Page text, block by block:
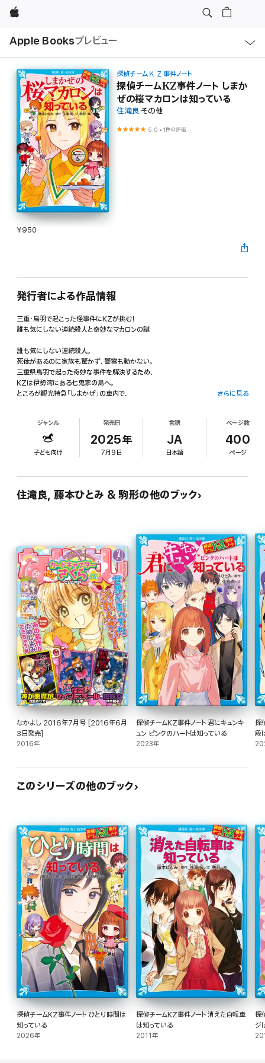
Apple
Apple Booksプレビュー
ル
探偵チームＫＺ事件ノート
探偵チームKZ事件ノート しまか
ぜの桜マカロンは知っている
住滝良 その他
5.0 •1件の評価
¥950
発行者による作品情報
三重・鳥羽で起こった怪事件にKZが挑む!
誰も気にしない連続殺人と奇妙なマカロンの謎
誰も気にしない連続殺人。
死体があるのに家族も驚かず、警察も動かない。
三重県鳥羽で起った奇妙な事件を解決するため、
KZは伊勢湾にある七鬼家の島へ。
ところが観光特急「しまかぜ」の車内で、
七鬼家の別荘では怒鳴りまくる男性に遭遇し、
アゼンとしたり、アタフタしたり。
果たして、これらをつなぐ謎と企みを見抜けるのか!?
さらに見る
ジャンル
子ども向け
発売日
2025年
7月9日
言語
JA
日本語
ページ数
400
ページ
住滝良, 藤本ひとみ & 駒形の他のブック
なかよし 2016年7月号 [2016年6月
3日発売]
2016年
探偵チームKZ事件ノート 君にキュンキ
ュン ピンクのハートは知っている
2023年
探
段
このシリーズの他のブック
探偵チームKZ事件ノート ひとり時間は
知っている
2026年
探偵チームKZ事件ノート 消えた自転車
は知っている
2011年
探
ジ